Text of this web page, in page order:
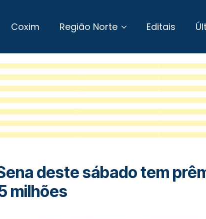
Coxim Região Norte Editais
deste sábado tem
milhões